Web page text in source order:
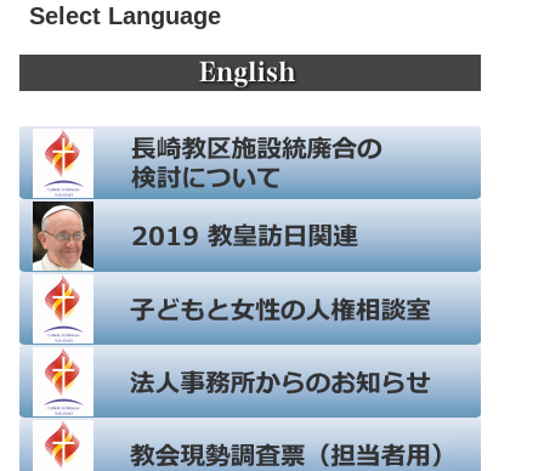
Select Language